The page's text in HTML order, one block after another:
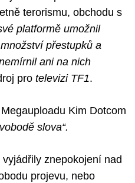
terorismu, obchodu s
platformě umožnil
přestupků a
ani na nich
pro televizi TF1.
Kim Dotcom
slova“.
znepokojení nad
projevu, nebo